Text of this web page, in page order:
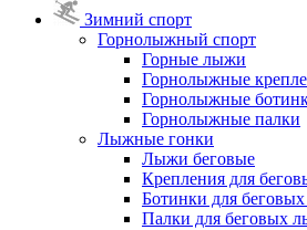
Зимний спорт
Горнолыжный спорт
Горные лыжи
Горнолыжные
Горнолыжные
Горнолыжные палки
Лыжные гонки
Лыжи беговые
Крепления для
Ботинки для
Палки для беговых